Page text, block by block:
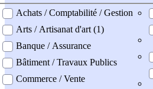
professionel
Achats / Comptabilité / Gestion
Arts / Artisanat d'art (1)
Banque / Assurance
Bâtiment / Travaux Publics
Commerce / Vente